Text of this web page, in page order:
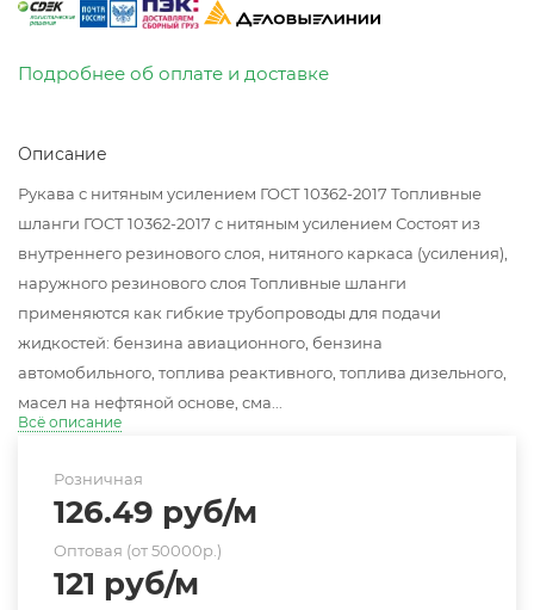
Подробнее об оплате и доставке
Описание
Рукава с нитяным усилением ГОСТ 10362-2017 Топливные
шланги ГОСТ 10362-2017 с нитяным усилением Состоят из
внутреннего резинового слоя, нитяного каркаса (усиления),
наружного резинового слоя Топливные шланги
применяются как гибкие трубопроводы для подачи
жидкостей: бензина авиационного, бензина
автомобильного, топлива реактивного, топлива дизельного,
масел на нефтяной основе, сма...
Всё описание
Розничная
126.49 руб/м
Оптовая (от 50000р.)
121 руб/м